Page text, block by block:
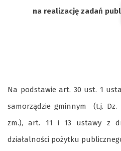
na realizację zadań
Na podstawie art. 30 ust. 1
samorządzie gminnym (t.j.
zm.), art. 11 i 13 ustawy z
działalności pożytku